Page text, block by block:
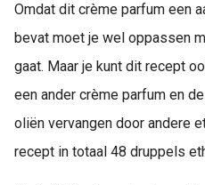
Omdat dit crème parfum een
bevat moet je wel oppassen
gaat. Maar je kunt dit recept
een ander crème parfum en
oliën vervangen door andere
recept in totaal 48 druppels